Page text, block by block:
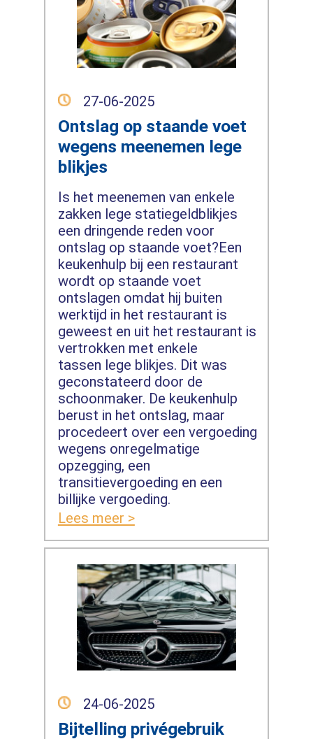
27-06-2025
Ontslag op staande voet
wegens meenemen lege
blikjes
Is het meenemen van enkele
zakken lege statiegeldblikjes
een dringende reden voor
ontslag op staande voet?Een
keukenhulp bij een restaurant
wordt op staande voet
ontslagen omdat hij buiten
werktijd in het restaurant is
geweest en uit het restaurant is
vertrokken met enkele
tassen lege blikjes. Dit was
geconstateerd door de
schoonmaker. De keukenhulp
berust in het ontslag, maar
procedeert over een vergoeding
wegens onregelmatige
opzegging, een
transitievergoeding en een
billijke vergoeding.
Lees meer >
24-06-2025
Bijtelling privégebruik